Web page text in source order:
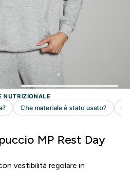
MP Rest Day
vestibilità regolare in